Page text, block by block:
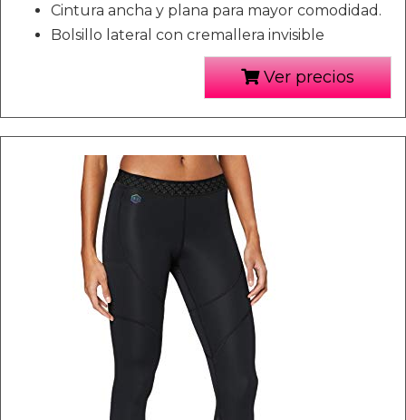
Cintura ancha y plana para mayor comodidad.
Bolsillo lateral con cremallera invisible
Ver precios